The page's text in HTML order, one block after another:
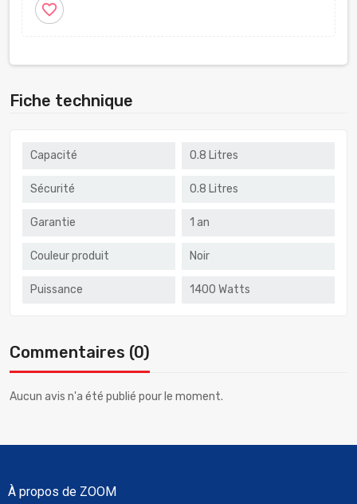
favorite_border
Fiche technique
Capacité 0.8 Litres
Sécurité 0.8 Litres
Garantie 1 an
Couleur produit Noir
Puissance 1400 Watts
Commentaires (0)
Aucun avis n'a été publié pour le moment.
À propos de ZOOM